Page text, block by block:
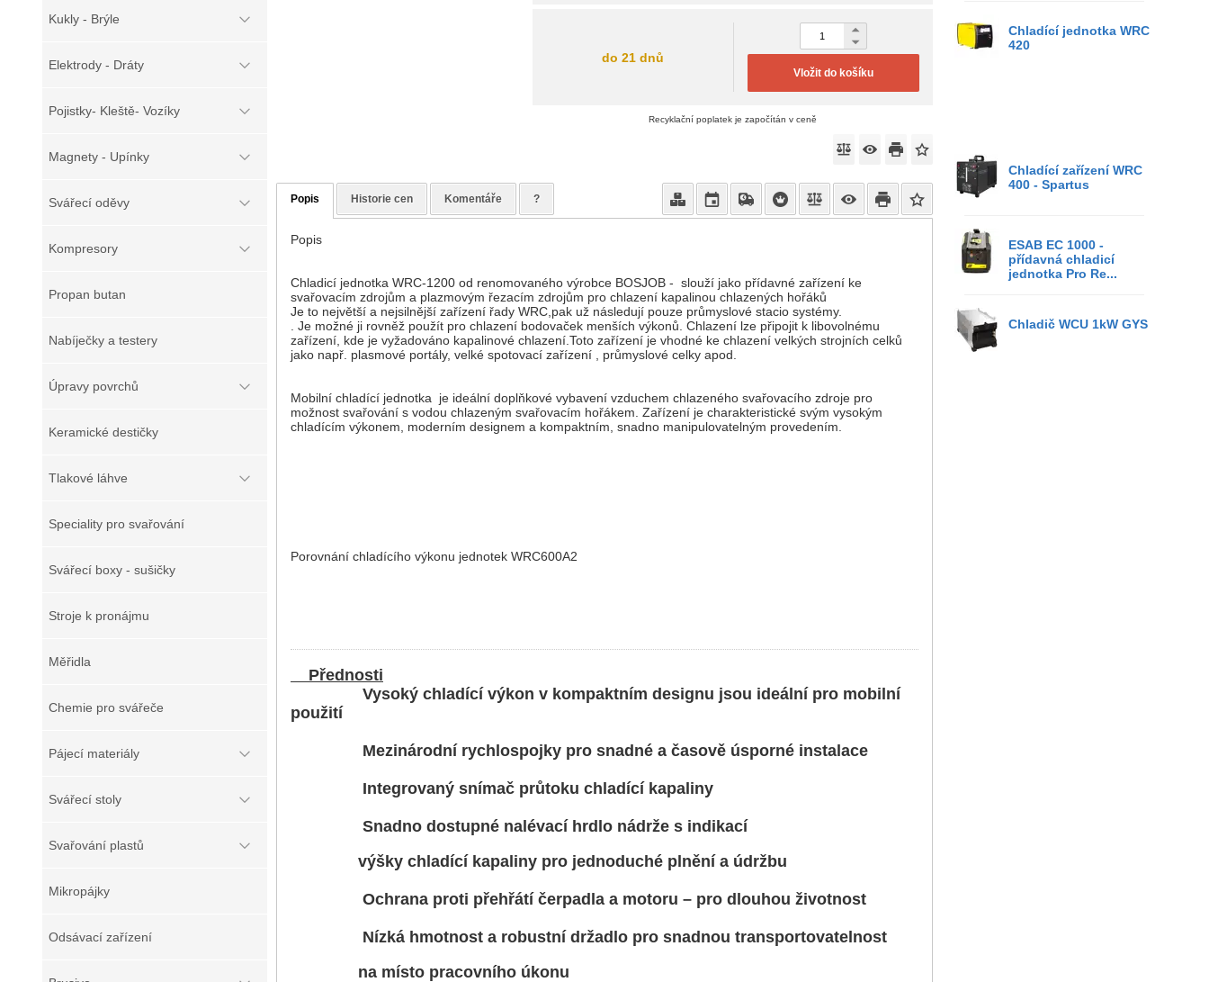
Chladící jednotka WRC
420
Chladící zařízení WRC
400 - Spartus
ESAB EC 1000 -
přídavná chladicí
jednotka Pro Re...
Chladič WCU 1kW GYS
Kukly - Brýle
Elektrody - Dráty
Pojistky- Kleště- Vozíky
Magnety - Upínky
Svářecí oděvy
Kompresory
Propan butan
Nabíječky a testery
Úpravy povrchů
Keramické destičky
Tlakové láhve
Speciality pro svařování
Svářecí boxy - sušičky
Stroje k pronájmu
Měřidla
Chemie pro svářeče
Pájecí materiály
Svářecí stoly
Svařování plastů
Mikropájky
Odsávací zařízení
do 21 dnů
Vložit do košíku
Recyklační poplatek je započítán v ceně
Popis Historie cen Komentáře ?
Popis
Chladicí jednotka WRC-1200 od renomovaného výrobce BOSJOB - slouží jako přídavné zařízení ke
svařovacím zdrojům a plazmovým řezacím zdrojům pro chlazení kapalinou chlazených hořáků
Je to největší a nejsilnější zařízení řady WRC,pak už následují pouze průmyslové stacio systémy.
. Je možné ji rovněž použít pro chlazení bodovaček menších výkonů. Chlazení lze připojit k libovolnému
zařízení, kde je vyžadováno kapalinové chlazení.Toto zařízení je vhodné ke chlazení velkých strojních celků
jako např. plasmové portály, velké spotovací zařízení , průmyslové celky apod.
Mobilní chladící jednotka je ideální doplňkové vybavení vzduchem chlazeného svařovacího zdroje pro
možnost svařování s vodou chlazeným svařovacím hořákem. Zařízení je charakteristické svým vysokým
chladícím výkonem, moderním designem a kompaktním, snadno manipulovatelným provedením.
Porovnání chladícího výkonu jednotek WRC600A2
Přednosti
Vysoký chladící výkon v kompaktním designu jsou ideální pro mobilní
použití
Mezinárodní rychlospojky pro snadné a časově úsporné instalace
Integrovaný snímač průtoku chladící kapaliny
Snadno dostupné nalévací hrdlo nádrže s indikací
výšky chladící kapaliny pro jednoduché plnění a údržbu
Ochrana proti přehřátí čerpadla a motoru – pro dlouhou životnost
Nízká hmotnost a robustní držadlo pro snadnou transportovatelnost
na místo pracovního úkonu